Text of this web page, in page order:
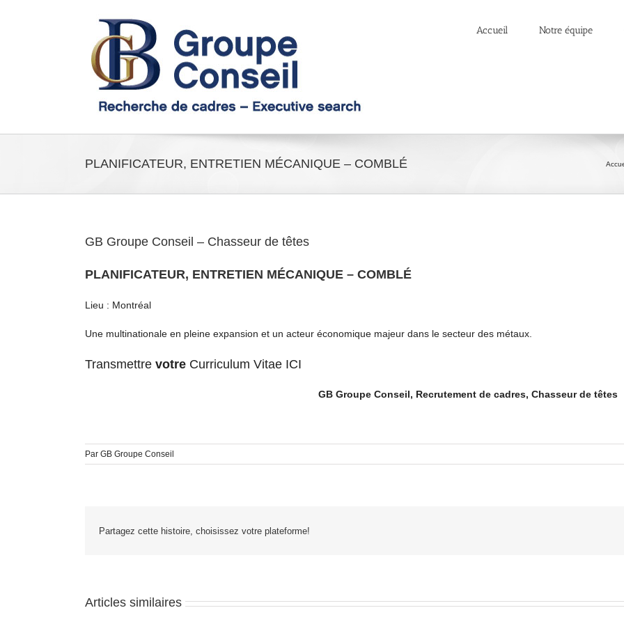
Accueil Notre équipe
PLANIFICATEUR, ENTRETIEN MÉCANIQUE – COMBLÉ
GB Groupe Conseil – Chasseur de têtes
PLANIFICATEUR, ENTRETIEN MÉCANIQUE – COMBLÉ
Lieu : Montréal
Une multinationale en pleine expansion et un acteur économique majeur dans le secteur des métaux.
Transmettre votre Curriculum Vitae ICI
GB Groupe Conseil, Recrutement de cadres, Chasseur de têtes
Par GB Groupe Conseil
Partagez cette histoire, choisissez votre plateforme!
Articles similaires